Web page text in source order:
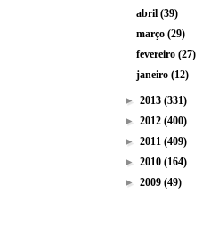
abril(39)
março(29)
fevereiro(27)
janeiro(12)
► 2013 (331)
► 2012 (400)
► 2011 (409)
► 2010 (164)
► 2009 (49)